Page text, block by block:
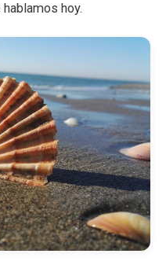
hablamos hoy.